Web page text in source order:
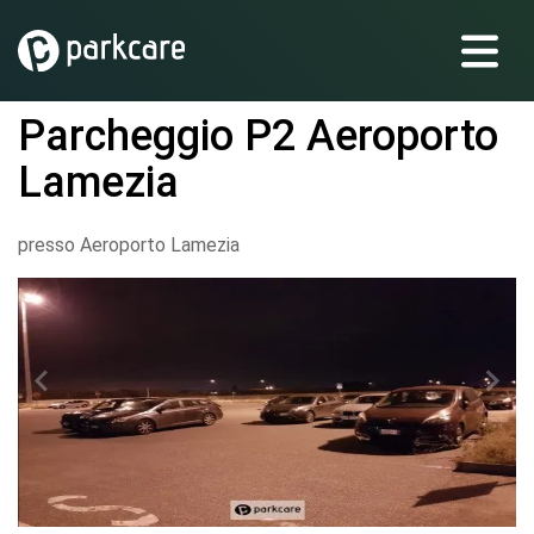
Parcheggio P2 Aeroporto
Lamezia
presso Aeroporto Lamezia